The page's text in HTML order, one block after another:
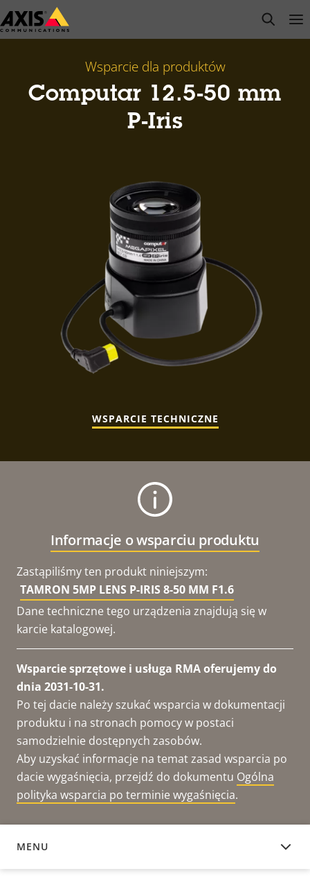
Przejdź
do
open
Wsparcie dla produktów
Computar 12.5-50 mm
P-Iris
WSPARCIE TECHNICZNE
Informacje o wsparciu produktu
Zastąpiliśmy ten produkt niniejszym:
TAMRON 5MP LENS P-IRIS 8-50 MM F1.6
Dane techniczne tego urządzenia znajdują się w
karcie katalogowej.
Wsparcie sprzętowe i usługa RMA oferujemy do
dnia 2031-10-31.
Po tej dacie należy szukać wsparcia w dokumentacji
produktu i na stronach pomocy w postaci
samodzielnie dostępnych zasobów.
Aby uzyskać informacje na temat zasad wsparcia po
dacie wygaśnięcia, przejdź do dokumentu Ogólna
polityka wsparcia po terminie wygaśnięcia.
MENU
DOKUMENTACJA